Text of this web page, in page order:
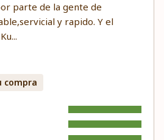
parte de la gente de
y rapido. Y el
...
compra